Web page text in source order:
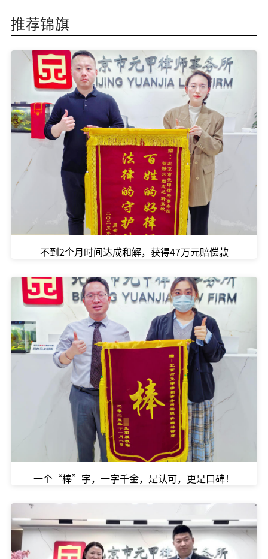
推荐锦旗
不到2个月时间达成和解，获得47万元赔偿款
一个“棒”字，一字千金，是认可，更是口碑！